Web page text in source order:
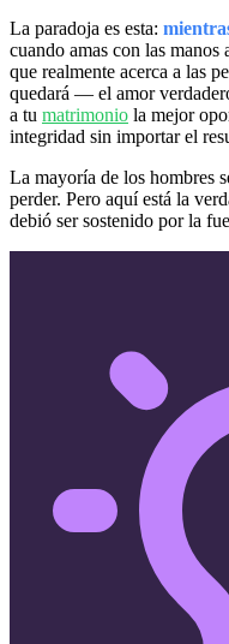
La paradoja es esta:
cuando amas con las manos
que realmente acerca a las
quedará — el amor
a tu matrimonio la mejor
integridad sin importar el
La mayoría de los hombres
perder. Pero aquí está la
debió ser sostenido por la